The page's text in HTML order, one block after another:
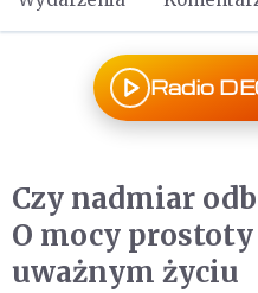
Radio
Czy nadmiar
O mocy
uważnym życiu